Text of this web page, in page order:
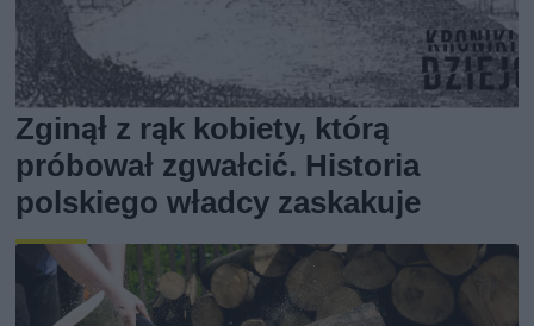
Zginął z rąk kobiety, którą
próbował zgwałcić. Historia
polskiego władcy zaskakuje